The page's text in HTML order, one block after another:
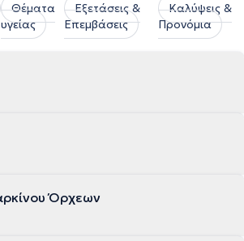
Θέματα
υγείας
Εξετάσεις &
Επεμβάσεις
Καλύψεις &
Προνόμια
Όρχεων